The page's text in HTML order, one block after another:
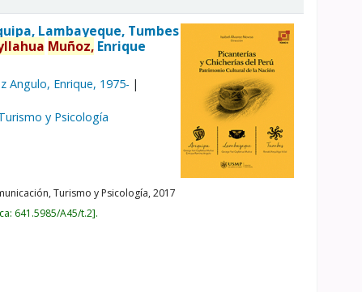
Lambayeque, Tumbes
Muñoz, Enrique
Angulo, Enrique, 1975-
y Psicología
Turismo y Psicología,2017
641.5985/A45/t.2 .